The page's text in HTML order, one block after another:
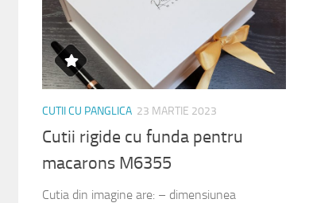
CUTII CU PANGLICA 23 MARTIE 2023
Cutii rigide cu funda pentru
macarons M6355
Cutia din imagine are: – dimensiunea